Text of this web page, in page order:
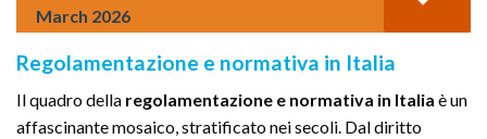
March 2026
Regolamentazione e normativa in Italia
Il quadro della regolamentazione e normativa in Italia è un
affascinante mosaico, stratificato nei secoli. Dal diritto